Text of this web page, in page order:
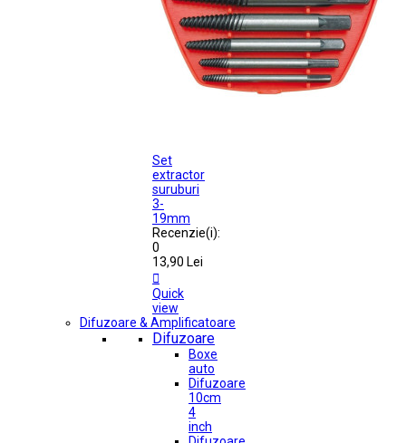
Set
extractor
suruburi
3-
19mm
Recenzie(i):
0
13,90 Lei

Quick
view
Difuzoare & Amplificatoare
Difuzoare
Boxe
auto
Difuzoare
10cm
4
inch